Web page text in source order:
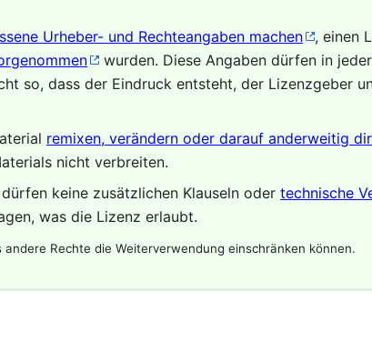
Urheber- und Rechteangaben machen
, einen
wurden. Diese Angaben dürfen in
so, dass der Eindruck entsteht, der Lizenzgeber
remixen, verändern oder darauf anderweitig
nicht verbreiten.
keine zusätzlichen Klauseln odertechnische
was die Lizenz erlaubt.
Rechte die Weiterverwendung einschränken können.